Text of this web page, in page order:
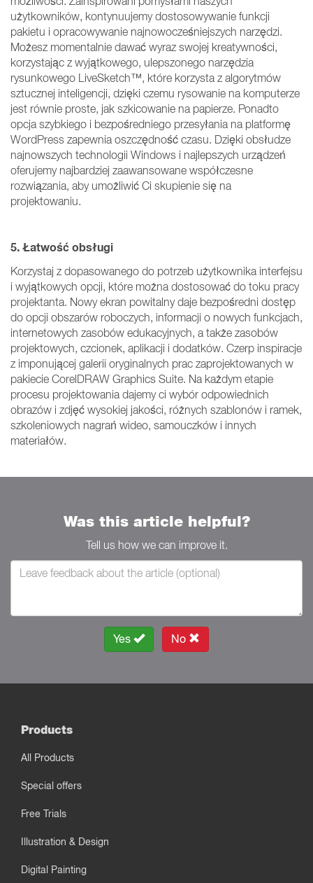
użytkowników, kontynuujemy dostosowywanie funkcji
pakietu i opracowywanie najnowocześniejszych narzędzi.
Możesz momentalnie dawać wyraz swojej kreatywności,
korzystając z wyjątkowego, ulepszonego narzędzia
rysunkowego LiveSketch™, które korzysta z algorytmów
sztucznej inteligencji, dzięki czemu rysowanie na komputerze
jest równie proste, jak szkicowanie na papierze. Ponadto
opcja szybkiego i bezpośredniego przesyłania na platformę
WordPress zapewnia oszczędność czasu. Dzięki obsłudze
najnowszych technologii Windows i najlepszych urządzeń
oferujemy najbardziej zaawansowane współczesne
rozwiązania, aby umożliwić Ci skupienie się na
projektowaniu.
5. Łatwość obsługi
Korzystaj z dopasowanego do potrzeb użytkownika interfejsu
i wyjątkowych opcji, które można dostosować do toku pracy
projektanta. Nowy ekran powitalny daje bezpośredni dostęp
do opcji obszarów roboczych, informacji o nowych funkcjach,
internetowych zasobów edukacyjnych, a także zasobów
projektowych, czcionek, aplikacji i dodatków. Czerp inspiracje
z imponującej galerii oryginalnych prac zaprojektowanych w
pakiecie CorelDRAW Graphics Suite. Na każdym etapie
procesu projektowania dajemy ci wybór odpowiednich
obrazów i zdjęć wysokiej jakości, różnych szablonów i ramek,
szkoleniowych nagrań wideo, samouczków i innych
materiałów.
Was this article helpful?
Tell us how we can improve it.
Yes No
Products
All Products
Special offers
Free Trials
Illustration & Design
Digital Painting